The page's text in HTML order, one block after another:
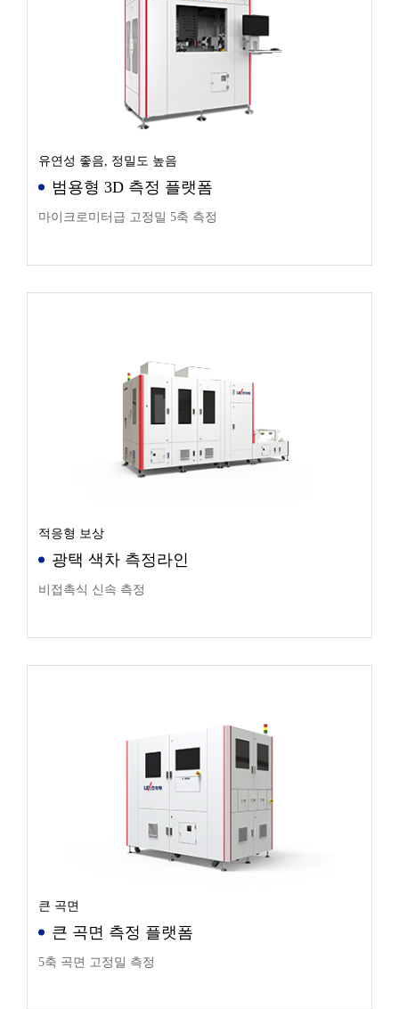
유연성 좋음, 정밀도 높음
범용형 3D 측정 플랫폼
마이크로미터급 고정밀 5축 측정
적응형 보상
광택 색차 측정라인
비접촉식 신속 측정
큰 곡면
큰 곡면 측정 플랫폼
5축 곡면 고정밀 측정